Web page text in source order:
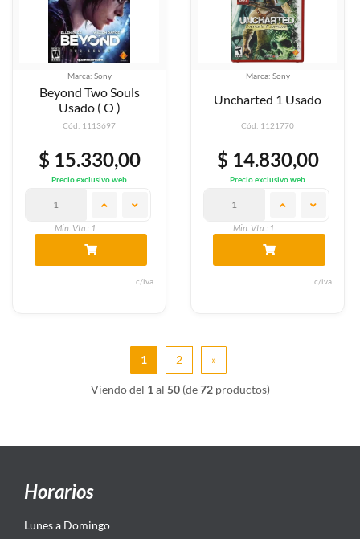
Marca: Sony
Beyond Two Souls
Usado ( O )
Cód: 1113697
$ 15.330,00
Precio exclusivo web
Min. Vta.: 1
c/iva
Marca: Sony
Uncharted 1 Usado
Cód: 1121770
$ 14.830,00
Precio exclusivo web
Min. Vta.: 1
c/iva
1 2 »
Viendo del 1 al 50(de72productos)
Horarios
Lunes a Domingo